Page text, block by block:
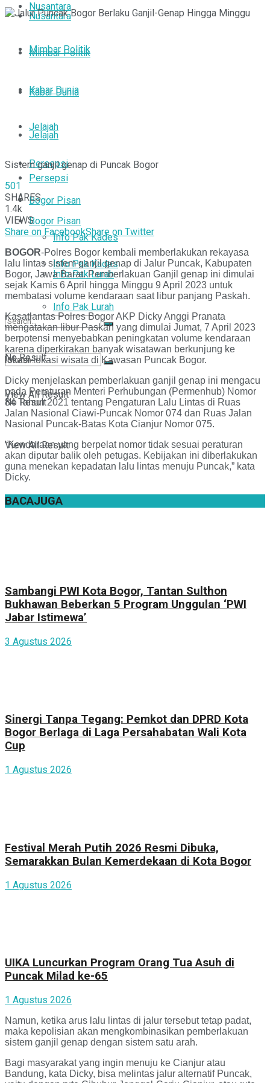
Nusantara
Mimbar Politik
Kabar Dunia
Jelajah
Persepsi
Bogor Pisan
Info Pak Kades
Info Pak Lurah
No Result
View All Result
Nusantara
Mimbar Politik
Kabar Dunia
Jelajah
Persepsi
Bogor Pisan
Info Pak Kades
Info Pak Lurah
No Result
View All Result
Sistem ganjil genap di Puncak Bogor
501
SHARES
1.4k
VIEWS
Share on FacebookShare on Twitter
BOGOR-Polres Bogor kembali memberlakukan rekayasa
lalu lintas sistem ganjil genap di Jalur Puncak, Kabupaten
Bogor, Jawa Barat. Pemberlakuan Ganjil genap ini dimulai
sejak Kamis 6 April hingga Minggu 9 April 2023 untuk
membatasi volume kendaraan saat libur panjang Paskah.
Kasatlantas Polres Bogor AKP Dicky Anggi Pranata
mengatakan libur Paskah yang dimulai Jumat, 7 April 2023
berpotensi menyebabkan peningkatan volume kendaraan
karena diperkirakan banyak wisatawan berkunjung ke
lokasi-lokasi wisata di Kawasan Puncak Bogor.
Dicky menjelaskan pemberlakuan ganjil genap ini mengacu
pada Peraturan Menteri Perhubungan (Permenhub) Nomor
84 Tahun 2021 tentang Pengaturan Lalu Lintas di Ruas
Jalan Nasional Ciawi-Puncak Nomor 074 dan Ruas Jalan
Nasional Puncak-Batas Kota Cianjur Nomor 075.
“Kendaraan yang berpelat nomor tidak sesuai peraturan
akan diputar balik oleh petugas. Kebijakan ini diberlakukan
guna menekan kepadatan lalu lintas menuju Puncak,” kata
Dicky.
BACAJUGA
Sambangi PWI Kota Bogor, Tantan Sulthon
Bukhawan Beberkan 5 Program Unggulan ‘PWI
Jabar Istimewa’
3 Agustus 2026
Sinergi Tanpa Tegang: Pemkot dan DPRD Kota
Bogor Berlaga di Laga Persahabatan Wali Kota
Cup
1 Agustus 2026
Festival Merah Putih 2026 Resmi Dibuka,
Semarakkan Bulan Kemerdekaan di Kota Bogor
1 Agustus 2026
UIKA Luncurkan Program Orang Tua Asuh di
Puncak Milad ke-65
1 Agustus 2026
Namun, ketika arus lalu lintas di jalur tersebut tetap padat,
maka kepolisian akan mengkombinasikan pemberlakuan
sistem ganjil genap dengan sistem satu arah.
Bagi masyarakat yang ingin menuju ke Cianjur atau
Bandung, kata Dicky, bisa melintas jalur alternatif Puncak,